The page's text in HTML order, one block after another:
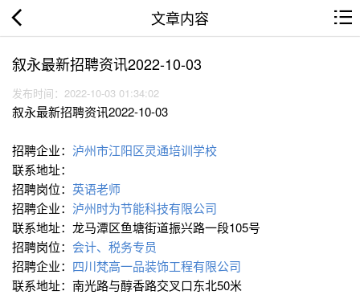
文章内容
叙永最新招聘资讯2022-10-03
发布时间：2022-10-03 01:34:02
叙永最新招聘资讯2022-10-03
招聘企业： 泸州市江阳区灵通培训学校
联系地址：
招聘岗位： 英语老师
招聘企业： 泸州时为节能科技有限公司
联系地址：龙马潭区鱼塘街道振兴路一段105号
招聘岗位： 会计、税务专员
招聘企业： 四川梵高一品装饰工程有限公司
联系地址：南光路与醇香路交叉口东北50米